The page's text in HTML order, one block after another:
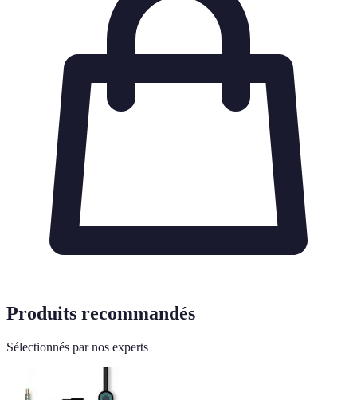
Produits recommandés
Sélectionnés par nos experts